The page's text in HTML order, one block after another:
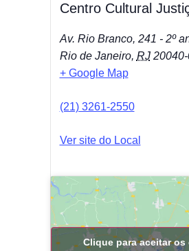
Centro Cultural
Av. Rio Branco, 241 - 2º
Rio de Janeiro, RJ
+ Google Map
(21) 3261-2550
Ver site do Local
Clique para aceitar os